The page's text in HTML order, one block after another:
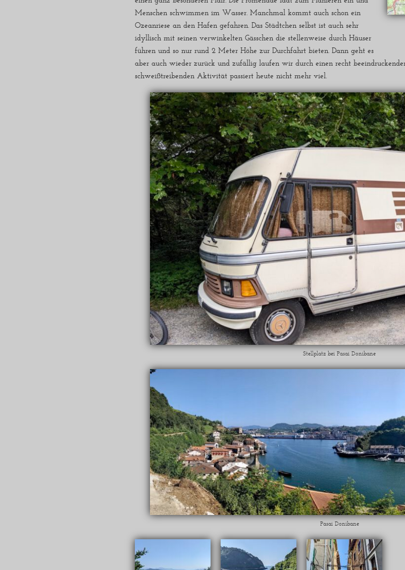
Menschen schwimmen im Wasser. Manchmal kommt auch schon ein
Ozeanriese an den Hafen gefahren. Das Städtchen selbst ist auch sehr
idyllisch mit seinen verwinkelten Gässchen die stellenweise durch Häuser
führen und so nur rund 2 Meter Höhe zur Durchfahrt bieten. Dann geht es
aber auch wieder zurück und zufällig laufen wir durch einen recht
schweißtreibenden Aktivität passiert heute nicht mehr viel.
Stellplatz bei Pasai Donibane
Pasai Donibane